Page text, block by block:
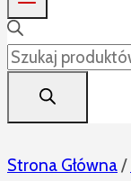
Wyszukiwarka
produktów
Strona Główna/